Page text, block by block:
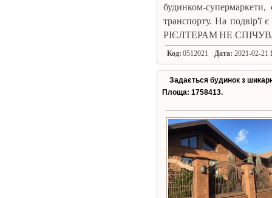
будинком-
транспорту. На подвір'ї
РІЄЛТЕРАМ НЕ
Код: 0512021 Дата: 2021-02-21
Задається будинок з
Площа: 1758413.